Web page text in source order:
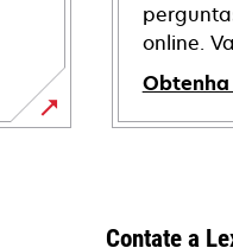
online.
abre
Contate a